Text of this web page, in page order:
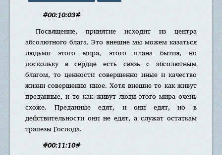
#00:10:03#
Посвящение, принятие исходит из центра
абсолютного блага. Это внешне мы можем казаться
людьми этого мира, этого плана бытия, но
поскольку в сердце есть связь с абсолютным
благом, то ценности совершенно иные и качество
жизни совершенно иное. Хотя внешне то как живут
преданные, и то как живут люди этого мира очень
схоже. Преданные едят, и они едят, но в
действительности они не едят, а служат остаткам
трапезы Господа.
#00:11:10#